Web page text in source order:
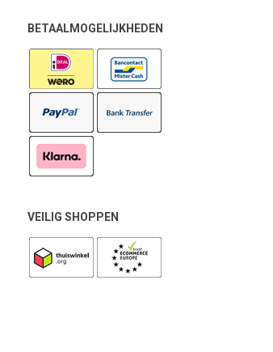
BETAALMOGELIJKHEDEN
VEILIG SHOPPEN